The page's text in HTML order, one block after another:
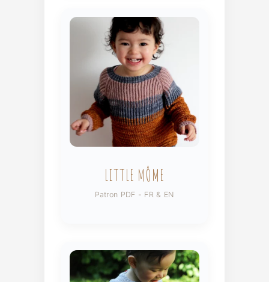
LITTLE MÔME
Patron PDF - FR & EN